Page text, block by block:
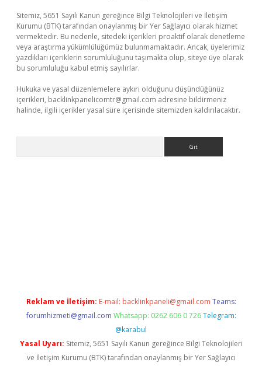
Sitemiz, 5651 Sayılı Kanun gereğince Bilgi Teknolojileri ve İletişim
Kurumu (BTK) tarafından onaylanmış bir Yer Sağlayıcı olarak hizmet
vermektedir. Bu nedenle, sitedeki içerikleri proaktif olarak denetleme
veya araştırma yükümlülüğümüz bulunmamaktadır. Ancak, üyelerimiz
yazdıkları içeriklerin sorumluluğunu taşımakta olup, siteye üye olarak
bu sorumluluğu kabul etmiş sayılırlar.
Hukuka ve yasal düzenlemelere aykırı olduğunu düşündüğünüz
içerikleri, backlinkpanelicomtr@gmail.com adresine bildirmeniz
halinde, ilgili içerikler yasal süre içerisinde sitemizden kaldırılacaktır.
Reklam ve İletişim: E-mail: backlinkpaneli@gmail.com Teams:
forumhizmeti@gmail.com Whatsapp: 0262 606 0 726 Telegram:
@karabul
Yasal Uyarı: Sitemiz, 5651 Sayılı Kanun gereğince Bilgi Teknolojileri
ve İletişim Kurumu (BTK) tarafından onaylanmış bir Yer Sağlayıcı